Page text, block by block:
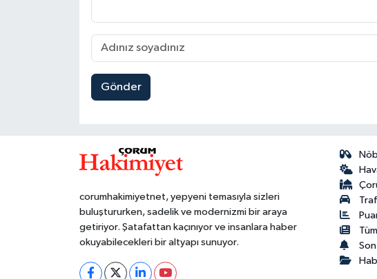
Gönder
corumhakimiyetnet, yepyeni temasıyla sizleri
buluştururken, sadelik ve modernizmi bir araya
getiriyor. Şatafattan kaçınıyor ve insanlara haber
okuyabilecekleri bir altyapı sunuyor.